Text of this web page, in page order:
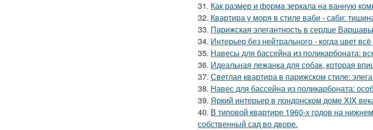
31. Как размер и форма зеркала на ванную
32. Квартира у моря в стиле ваби - саби:
33. Парижская элегантность в сердце
34. Интерьер без нейтрального - когда цвет
35. Навесы для бассейна из поликарбоната:
36. Идеальная лежанка для собак, которая
37. Светлая квартира в парижском стиле:
38. Навес для бассейна из поликарбоната:
39. Яркий интерьер в лондонском доме XIX
40. В типовой квартире 1960-х годов на
собственный сад во дворе.